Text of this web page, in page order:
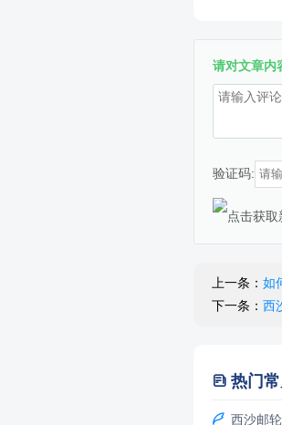
请对文章内
验证码:
上一条： 如
下一条： 西
 热门
 西沙邮